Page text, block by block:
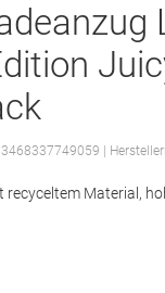
3468337749059 |
Material,